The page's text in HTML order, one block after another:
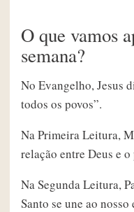
O que vamos
semana?
No Evangelho, Jesus
todos os povos”.
Na Primeira Leitura,
relação entre Deus e
Na Segunda Leitura,
Santo se une ao